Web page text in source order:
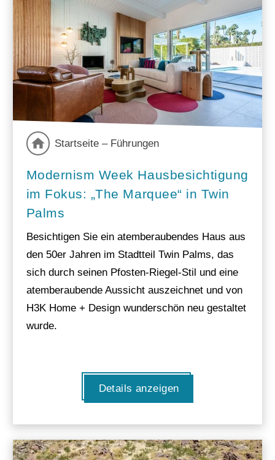
Startseite – Führungen
Modernism Week Hausbesichtigung
im Fokus: „The Marquee“ in Twin
Palms
Besichtigen Sie ein atemberaubendes Haus aus
den 50er Jahren im Stadtteil Twin Palms, das
sich durch seinen Pfosten-Riegel-Stil und eine
atemberaubende Aussicht auszeichnet und von
H3K Home + Design wunderschön neu gestaltet
wurde.
Details anzeigen